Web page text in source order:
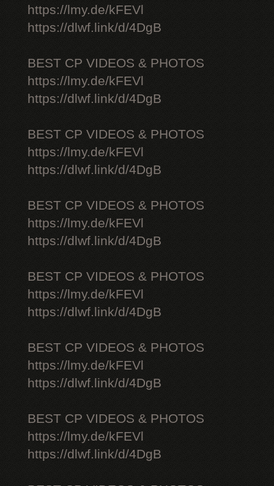
https://lmy.de/kFEVl
https://dlwf.link/d/4DgB
BEST CP VIDEOS & PHOTOS
https://lmy.de/kFEVl
https://dlwf.link/d/4DgB
BEST CP VIDEOS & PHOTOS
https://lmy.de/kFEVl
https://dlwf.link/d/4DgB
BEST CP VIDEOS & PHOTOS
https://lmy.de/kFEVl
https://dlwf.link/d/4DgB
BEST CP VIDEOS & PHOTOS
https://lmy.de/kFEVl
https://dlwf.link/d/4DgB
BEST CP VIDEOS & PHOTOS
https://lmy.de/kFEVl
https://dlwf.link/d/4DgB
BEST CP VIDEOS & PHOTOS
https://lmy.de/kFEVl
https://dlwf.link/d/4DgB